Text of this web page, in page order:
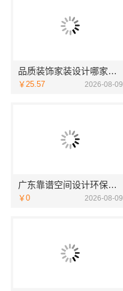
品质装饰家装设计哪家好，佛山市雅居美家建筑装饰工程有限公司设计施工一体化
￥25.57 2026-08-09
广东靠谱空间设计环保材料广东鼎饰空间装饰工程有限公司
￥0 2026-08-09